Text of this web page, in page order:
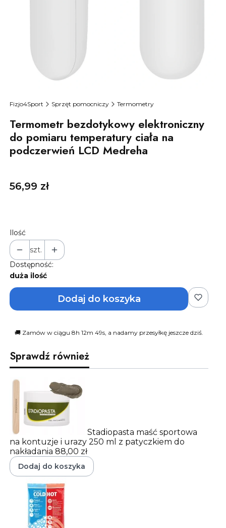
Fizjo4Sport Sprzęt pomocniczy Termometry
Termometr bezdotykowy elektroniczny
do pomiaru temperatury ciała na
podczerwień LCD Medreha
Cena
56,99 zł
Ilość
szt.
Dostępność:
duża ilość
Dodaj do koszyka
🚚 Zamów w ciągu 8h 12m 48s, a nadamy przesyłkę jeszcze dziś.
Sprawdź również
Stadiopasta maść sportowa
na kontuzje i urazy 250 ml z patyczkiem do
nakładania 88,00 zł
Dodaj do koszyka